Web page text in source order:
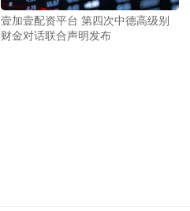
壹加壹配资平台 第四次中德高级别
财金对话联合声明发布